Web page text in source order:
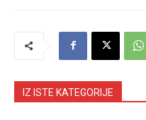
IZ ISTE KATEGORIJE